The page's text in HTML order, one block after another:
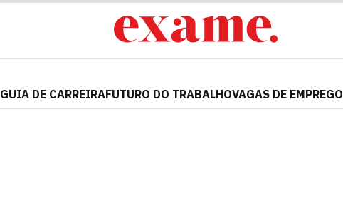
GUIA DE CARREIRAFUTURO DO TRABALHOVAGAS DE EMPREGO